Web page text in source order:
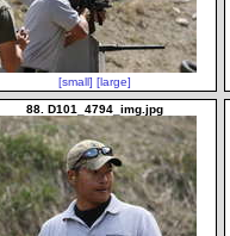
[small] [large]
88. D101_4794_img.jpg